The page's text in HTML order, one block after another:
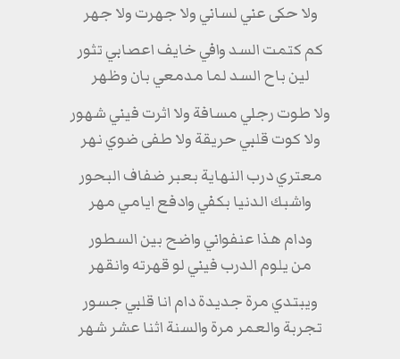
ولا حكى عني لساني ولا جهرت ولا جهر
كم كتمت السد وافي خايف اعصابي تثور
لين باح السد لما مدمعي بان وظهر
ولا طوت رجلي مسافة ولا اثرت فيني شهور
ولا كوت قلبي حريقة ولا طفى ضوي نهر
معتري درب النهاية بعبر ضفاف البحور
واشبك الدنيا بكفي وادفع ايامي مهر
ودام هذا عنفواني واضح بين السطور
من يلوم الدرب فيني لو قهرته وانقهر
ويبتدي مرة جديدة دام انا قلبي جسور
تجربة والعمر مرة والسنة اثنا عشر شهر